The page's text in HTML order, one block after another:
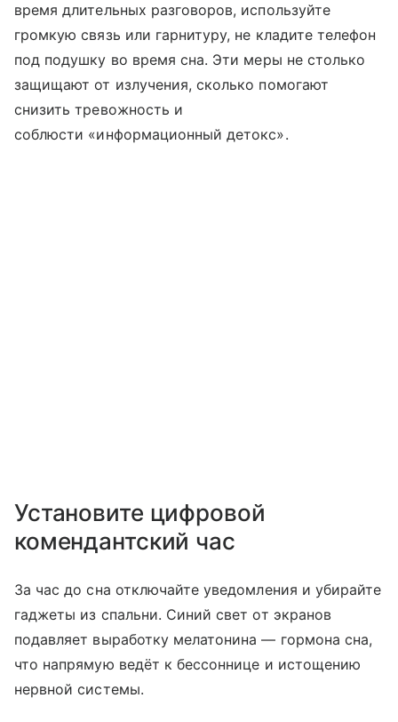
время длительных разговоров, используйте
громкую связь или гарнитуру, не кладите телефон
под подушку во время сна. Эти меры не столько
защищают от излучения, сколько помогают
снизить тревожность и
соблюсти «информационный детокс».
Установите цифровой
комендантский час
За час до сна отключайте уведомления и убирайте
гаджеты из спальни. Синий свет от экранов
подавляет выработку мелатонина — гормона сна,
что напрямую ведёт к бессоннице и истощению
нервной системы.